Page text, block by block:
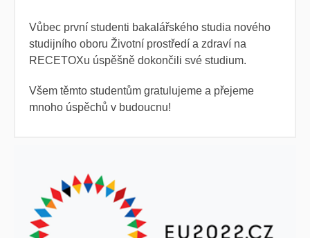
Vůbec první studenti bakalářského studia nového
studijního oboru Životní prostředí a zdraví na
RECETOXu úspěšně dokončili své studium.
Všem těmto studentům gratulujeme a přejeme
mnoho úspěchů v budoucnu!